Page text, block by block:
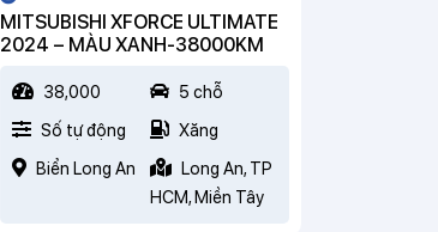
MITSUBISHI XFORCE ULTIMATE
2024 – MÀU XANH-38000KM
38,000
5 chỗ
Số tự động
Xăng
Biển Long An
Long An, TP
HCM, Miền Tây